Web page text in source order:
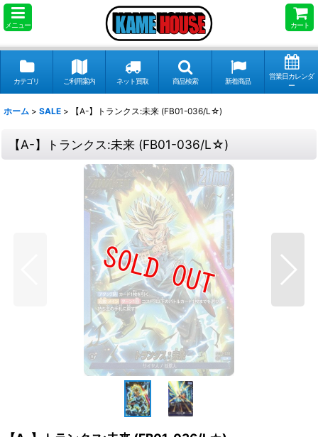
メニュー カート
カテゴリ ご利用案内 ネット買取 商品検索 新着商品
営業日カレンダ
ー
ホーム > SALE > 【A-】トランクス:未来 (FB01-036/L☆)
【A-】トランクス:未来 (FB01-036/L☆)